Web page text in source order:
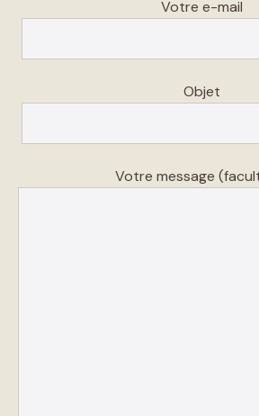
Votre e-mail
Objet
Votre message